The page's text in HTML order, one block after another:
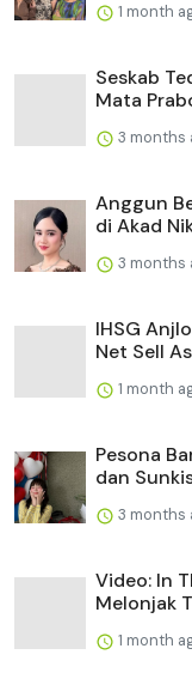
1 month
Seskab
Mata
3 months
Anggun
di Akad
3 months
IHSG
Net Sell
1 month
Pesona
dan
3 months
Video: In
Melonjak
1 month